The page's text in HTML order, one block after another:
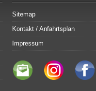
Sitemap
Kontakt / Anfahrtsplan
Impressum